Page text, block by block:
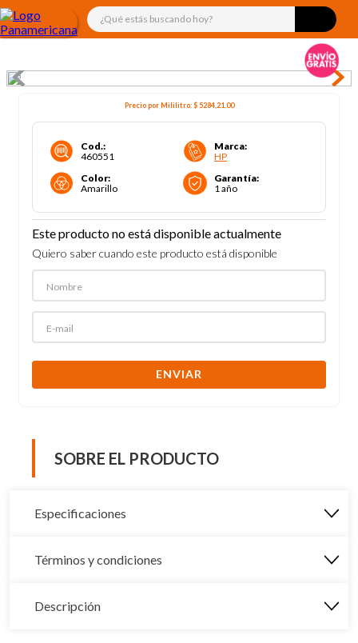
¿Qué estás buscando hoy?
Precio porMililitro:$ 5284,21 .00
Cod.:
460551
Marca:
HP
Color:
Amarillo
Garantía:
1 año
Este producto no está disponible actualmente
Quiero saber cuando este producto está disponible
ENVIAR
SOBRE EL PRODUCTO
Especificaciones
Términos y condiciones
Descripción